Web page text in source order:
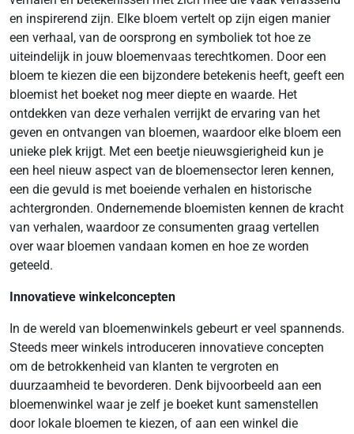
en inspirerend zijn. Elke bloem vertelt op zijn eigen manier
een verhaal, van de oorsprong en symboliek tot hoe ze
uiteindelijk in jouw bloemenvaas terechtkomen. Door een
bloem te kiezen die een bijzondere betekenis heeft, geeft een
bloemist het boeket nog meer diepte en waarde. Het
ontdekken van deze verhalen verrijkt de ervaring van het
geven en ontvangen van bloemen, waardoor elke bloem een
unieke plek krijgt. Met een beetje nieuwsgierigheid kun je
een heel nieuw aspect van de bloemensector leren kennen,
een die gevuld is met boeiende verhalen en historische
achtergronden. Ondernemende bloemisten kennen de kracht
van verhalen, waardoor ze consumenten graag vertellen
over waar bloemen vandaan komen en hoe ze worden
geteeld.
Innovatieve winkelconcepten
In de wereld van bloemenwinkels gebeurt er veel spannends.
Steeds meer winkels introduceren innovatieve concepten
om de betrokkenheid van klanten te vergroten en
duurzaamheid te bevorderen. Denk bijvoorbeeld aan een
bloemenwinkel waar je zelf je boeket kunt samenstellen
door lokale bloemen te kiezen, of aan een winkel die